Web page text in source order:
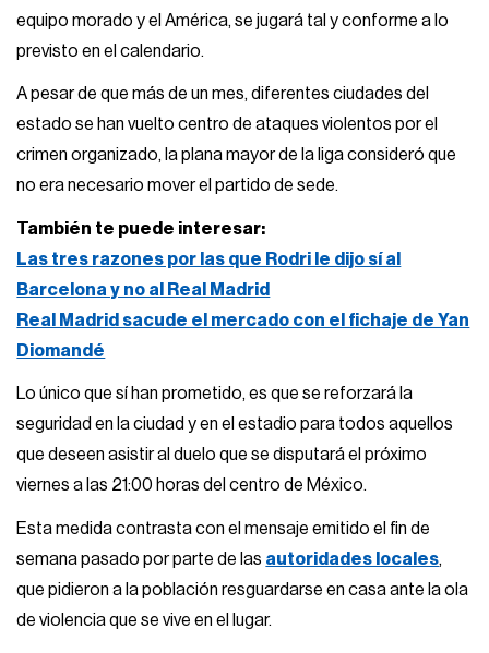
equipo morado y el América, se jugará tal y conforme a lo
previsto en el calendario.
A pesar de que más de un mes, diferentes ciudades del
estado se han vuelto centro de ataques violentos por el
crimen organizado, la plana mayor de la liga consideró que
no era necesario mover el partido de sede.
También te puede interesar:
Las tres razones por las que Rodri le dijo sí al
Barcelona y no al Real Madrid
Real Madrid sacude el mercado con el fichaje de Yan
Diomandé
Lo único que sí han prometido, es que se reforzará la
seguridad en la ciudad y en el estadio para todos aquellos
que deseen asistir al duelo que se disputará el próximo
viernes a las 21:00 horas del centro de México.
Esta medida contrasta con el mensaje emitido el fin de
semana pasado por parte de las autoridades locales,
que pidieron a la población resguardarse en casa ante la ola
de violencia que se vive en el lugar.